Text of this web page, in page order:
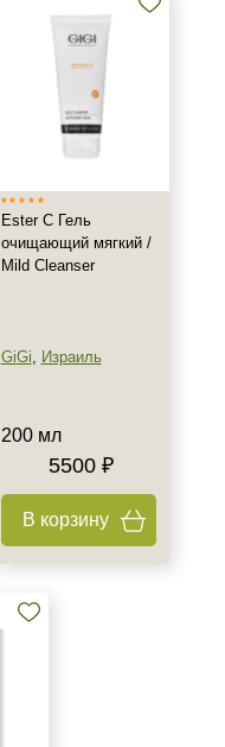
Ester C Гель
очищающий мягкий /
Mild Cleanser
GiGi, Израиль
200 мл
5500 ₽
В корзину